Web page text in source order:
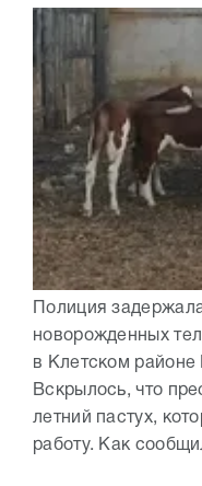
Полиция
новорожденных
в Клетском районе
Вскрылось, что
летний пастух,
работу. Как